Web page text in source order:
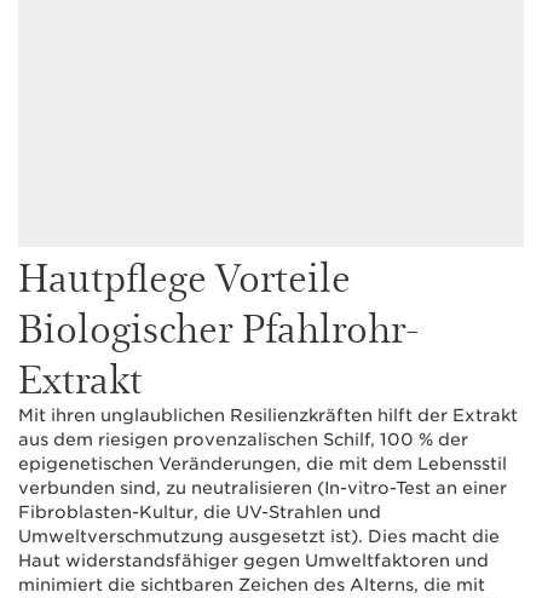
Hautpflege Vorteile
Biologischer Pfahlrohr-
Extrakt
Mit ihren unglaublichen Resilienzkräften hilft der Extrakt
aus dem riesigen provenzalischen Schilf, 100 % der
epigenetischen Veränderungen, die mit dem Lebensstil
verbunden sind, zu neutralisieren (In-vitro-Test an einer
Fibroblasten-Kultur, die UV-Strahlen und
Umweltverschmutzung ausgesetzt ist). Dies macht die
Haut widerstandsfähiger gegen Umweltfaktoren und
minimiert die sichtbaren Zeichen des Alterns, die mit